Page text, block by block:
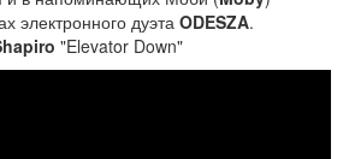
электронного дуэта ODESZA.
"Elevator Down"